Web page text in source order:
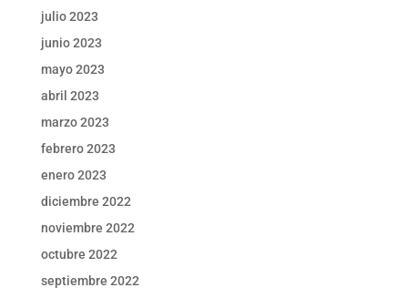
julio 2023
junio 2023
mayo 2023
abril 2023
marzo 2023
febrero 2023
enero 2023
diciembre 2022
noviembre 2022
octubre 2022
septiembre 2022